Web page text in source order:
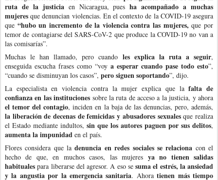
ruta de la justiciaen Nicaragua, puesha acompañado a muchas
mujeres que denuncian violencias. En el contexto de la COVID-19 asegura
que “hubo un incremento de la violencia contra las mujeres, que por
temor de contagiarse del SARS-CoV-2 que produce la COVID-19 no van a
las comisarías”.
Muchas le han llamado, pero cuando les explica la ruta a seguir,
enseguida escucha frases como “voy a esperar cuando pase todo esto”,
“cuando se disminuyan los casos”, pero siguen soportando”, dijo.
La especialista en violencia contra la mujer explica que lafalta de
confianza en las instituciones sobre la ruta de acceso a la justicia, y ahora
el temor del contagio, inciden en la baja de las denuncias, pero, además,
la liberación de decenas de femicidas y abusadores sexualesque realiza
el Estado mediante indultos, sin que los autores paguen por sus delitos,
aumenta la impunidad en el país.
Flores considera que ladenuncia en redes sociales se relaciona con el
hecho de que, en muchos casos, las mujeres ya no tienen salidas
habituales para liberarse del agresor. A eso se suma el estrés, la ansiedad
y la angustia por la emergencia sanitaria. Ahoratienen más tiempo